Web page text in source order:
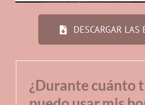
DESCARGAR LAS
¿Durante cuánto